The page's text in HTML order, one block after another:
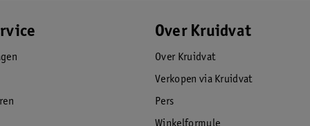
Over Kruidvat
Over Kruidvat
Verkopen via Kruidvat
Pers